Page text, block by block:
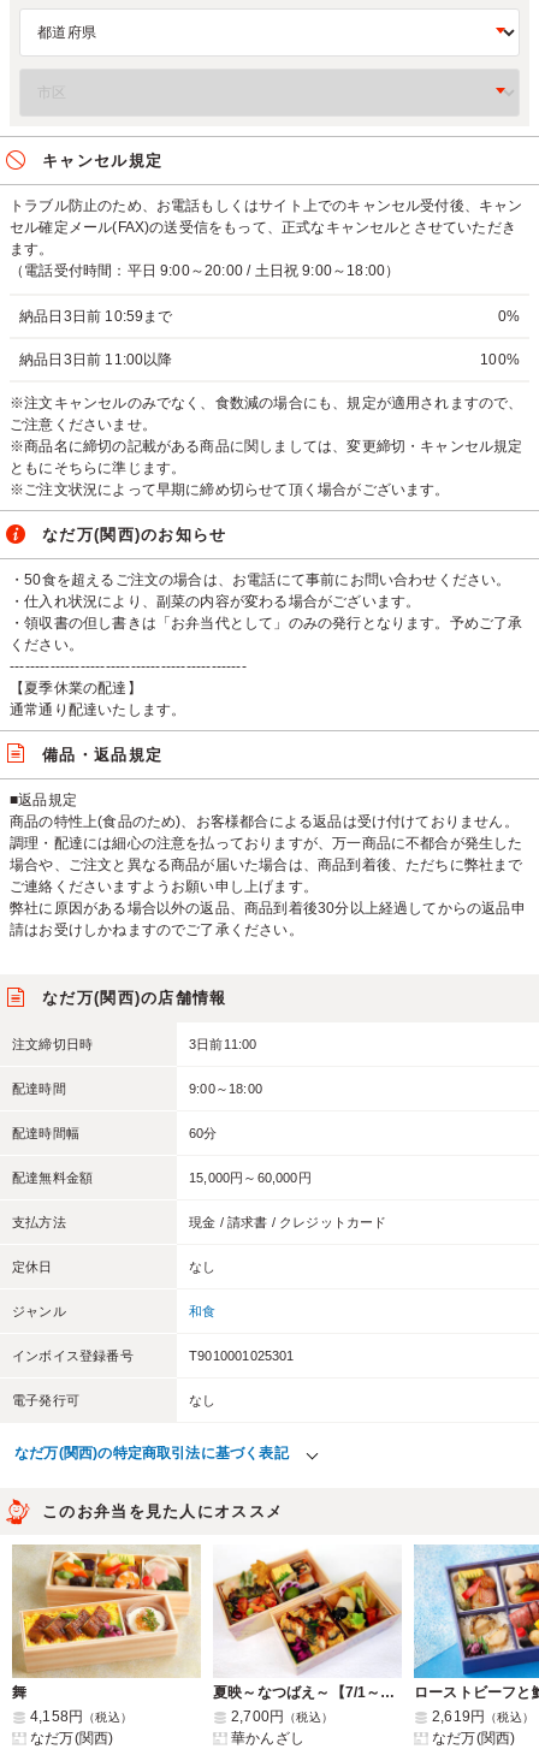
キャンセル規定
トラブル防止のため、お電話もしくはサイト上でのキャンセル受付後、キャン
セル確定メール(FAX)の送受信をもって、正式なキャンセルとさせていただき
ます。
（電話受付時間：平日 9:00～20:00 / 土日祝 9:00～18:00）
納品日3日前 10:59まで 0%
納品日3日前 11:00以降 100%
※注文キャンセルのみでなく、食数減の場合にも、規定が適用されますので、
ご注意くださいませ。
※商品名に締切の記載がある商品に関しましては、変更締切・キャンセル規定
ともにそちらに準じます。
※ご注文状況によって早期に締め切らせて頂く場合がございます。
なだ万(関西)のお知らせ
・50食を超えるご注文の場合は、お電話にて事前にお問い合わせください。
・仕入れ状況により、副菜の内容が変わる場合がございます。
・領収書の但し書きは「お弁当代として」のみの発行となります。予めご了承
ください。
-----------------------------------------------
【夏季休業の配達】
通常通り配達いたします。
備品・返品規定
■返品規定
商品の特性上(食品のため)、お客様都合による返品は受け付けておりません。
調理・配達には細心の注意を払っておりますが、万一商品に不都合が発生した
場合や、ご注文と異なる商品が届いた場合は、商品到着後、ただちに弊社まで
ご連絡くださいますようお願い申し上げます。
弊社に原因がある場合以外の返品、商品到着後30分以上経過してからの返品申
請はお受けしかねますのでご了承ください。
なだ万(関西)の店舗情報
注文締切日時 3日前11:00
配達時間 9:00～18:00
配達時間幅 60分
配達無料金額 15,000円～60,000円
支払方法 現金 / 請求書 / クレジットカード
定休日 なし
ジャンル 和食
インボイス登録番号 T9010001025301
電子発行可 なし
なだ万(関西)の特定商取引法に基づく表記
このお弁当を見た人にオススメ
舞
4,158円
（税込）
なだ万(関西)
夏映～なつばえ～【7/1～8/31まで納品可能】
2,700円
（税込）
華かんざし
2,619円 （税込）
なだ万(関西)